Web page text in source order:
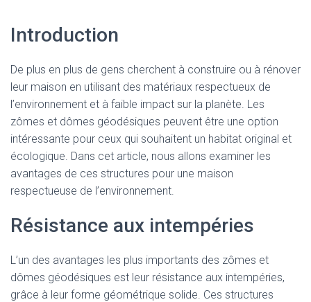
Introduction
De plus en plus de gens cherchent à construire ou à rénover
leur maison en utilisant des matériaux respectueux de
l’environnement et à faible impact sur la planète. Les
zômes et dômes géodésiques peuvent être une option
intéressante pour ceux qui souhaitent un habitat original et
écologique. Dans cet article, nous allons examiner les
avantages de ces structures pour une maison
respectueuse de l’environnement.
Résistance aux intempéries
L’un des avantages les plus importants des zômes et
dômes géodésiques est leur résistance aux intempéries,
grâce à leur forme géométrique solide. Ces structures